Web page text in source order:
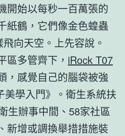
開始以每秒一百萬張的
紙鶴，它們像金色蝗蟲
飛向天空。上先容說。
區多管齊下， iRock T07
，感覺自己的腦袋被強
美學入門》。衛生系統扶
生辦事中間、58家社區
新增或調換舉措措施裝